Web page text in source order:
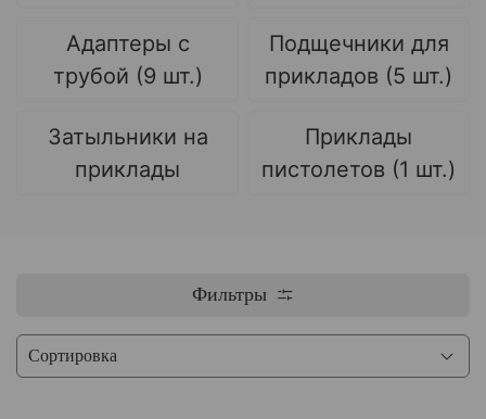
Адаптеры с
трубой (9 шт.)
Подщечники для
прикладов (5 шт.)
Затыльники на
приклады
Приклады
пистолетов (1 шт.)
Фильтры